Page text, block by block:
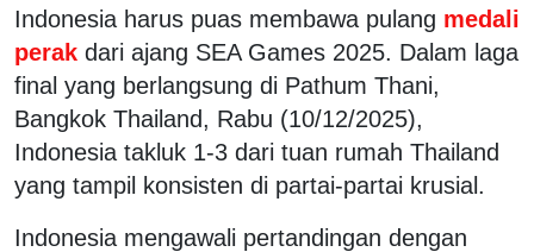
Indonesia harus puas membawa pulang medali
perak dari ajang SEA Games 2025. Dalam laga
final yang berlangsung di Pathum Thani,
Bangkok Thailand, Rabu (10/12/2025),
Indonesia takluk 1-3 dari tuan rumah Thailand
yang tampil konsisten di partai-partai krusial.
Indonesia mengawali pertandingan dengan